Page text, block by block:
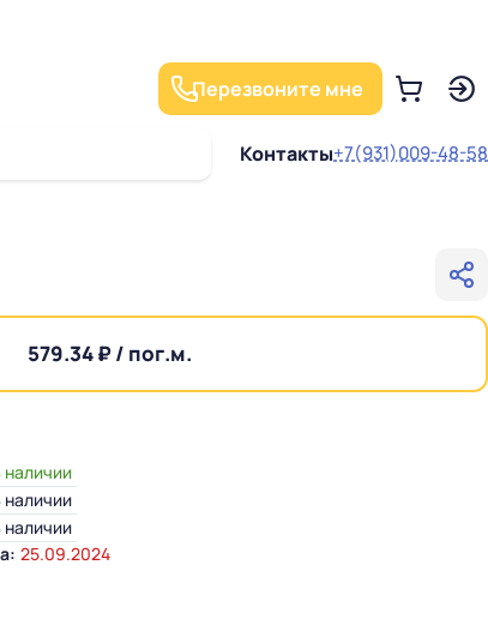
Перезвоните мне
Контакты+7(931)009-48-58
579.34 ₽ / пог.м.
наличии
наличии
наличии
25.09.2024